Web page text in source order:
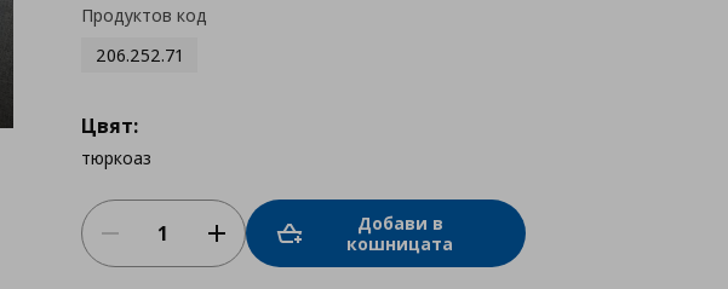
Продуктов код
206.252.71
Цвят:
тюркоаз
Добави в
кошницата